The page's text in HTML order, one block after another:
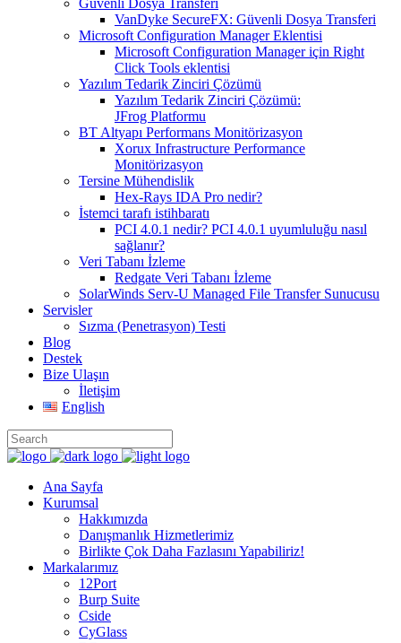
Güvenli Dosya Transferi
VanDyke SecureFX: Güvenli Dosya Transferi
Microsoft Configuration Manager Eklentisi
Microsoft Configuration Manager için Right
Click Tools eklentisi
Yazılım Tedarik Zinciri Çözümü
Yazılım Tedarik Zinciri Çözümü:
JFrog Platformu
BT Altyapı Performans Monitörizasyon
Xorux Infrastructure Performance
Monitörizasyon
Tersine Mühendislik
Hex-Rays IDA Pro nedir?
İstemci tarafı istihbaratı
PCI 4.0.1 nedir? PCI 4.0.1 uyumluluğu nasıl
sağlanır?
Veri Tabanı İzleme
Redgate Veri Tabanı İzleme
SolarWinds Serv-U Managed File Transfer Sunucusu
Servisler
Sızma (Penetrasyon) Testi
Blog
Destek
Bize Ulaşın
İletişim
English
Ana Sayfa
Kurumsal
Hakkımızda
Danışmanlık Hizmetlerimiz
Birlikte Çok Daha Fazlasını Yapabiliriz!
Markalarımız
12Port
Burp Suite
Cside
CyGlass